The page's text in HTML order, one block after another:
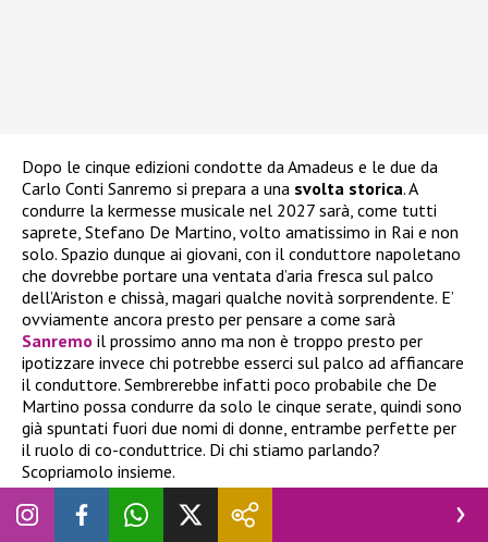
Dopo le cinque edizioni condotte da Amadeus e le due da
Carlo Conti Sanremo si prepara a una svolta storica. A
condurre la kermesse musicale nel 2027 sarà, come tutti
saprete, Stefano De Martino, volto amatissimo in Rai e non
solo. Spazio dunque ai giovani, con il conduttore napoletano
che dovrebbe portare una ventata d’aria fresca sul palco
dell’Ariston e chissà, magari qualche novità sorprendente. E’
ovviamente ancora presto per pensare a come sarà
Sanremo il prossimo anno ma non è troppo presto per
ipotizzare invece chi potrebbe esserci sul palco ad affiancare
il conduttore. Sembrerebbe infatti poco probabile che De
Martino possa condurre da solo le cinque serate, quindi sono
già spuntati fuori due nomi di donne, entrambe perfette per
il ruolo di co-conduttrice. Di chi stiamo parlando?
Scopriamolo insieme.
Sanremo 2027, “due donne” intorno a De